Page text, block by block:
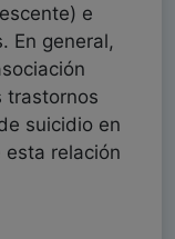
e
En general,
trastornos
suicidio en
esta relación